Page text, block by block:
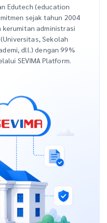
Edutech (education
sejak tahun 2004
kerumitan administrasi
Sekolah
dll.) dengan 99%
SEVIMA Platform.